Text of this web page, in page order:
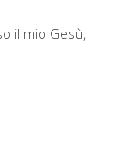
il mio Gesù,